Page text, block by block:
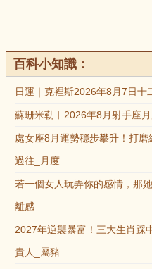
百科小知識：
日運｜克裡斯2026年8月7日
蘇珊米勒︱2026年8月射手座
處女座8月運勢穩步攀升！打磨
過往_月度
若一個女人玩弄你的感情，那
離感
2027年逆襲暴富！三大生肖踩
貴人_屬豬